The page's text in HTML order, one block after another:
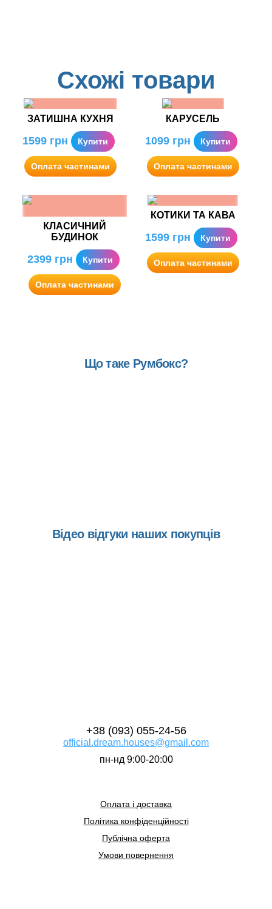
Схожі товари
ЗАТИШНА КУХНЯ
1599 грн Купити
Оплата частинами
КАРУСЕЛЬ
1099 грн Купити
Оплата частинами
КЛАСИЧНИЙ
БУДИНОК
2399грн Купити
Оплата частинами
КОТИКИ ТА КАВА
1599 грн Купити
Оплата частинами
Що таке Румбокс?
Відео відгуки наших покупців
+38 (093) 055-24-56
official.dream.houses@gmail.com
пн-нд 9:00-20:00
Оплата і доставка
Політика конфіденційності
Публічна оферта
Умови повернення